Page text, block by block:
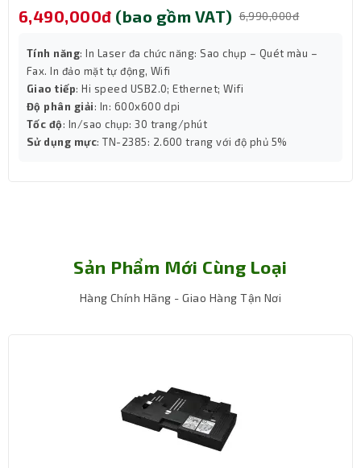
phòng ứng dụng trong công nghiệp, đơn vị sản
6,490,000đ (bao gồm VAT) 6,990,000đ
Tính năng: In Laser đa chức năng: Sao chụp – Quét màu –
Fax. In đảo mặt tự động, Wifi
Giao tiếp: Hi speed USB2.0; Ethernet; Wifi
Độ phân giải: In: 600x600 dpi
Tốc độ: In/sao chụp: 30 trang/phút
Sử dụng mực: TN-2385: 2.600 trang với độ phủ 5%
Sản Phẩm Mới Cùng Loại
Hàng Chính Hãng - Giao Hàng Tận Nơi